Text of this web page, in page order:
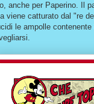
anche per Paperino. Il
viene catturato dal "re
le ampolle